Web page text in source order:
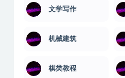
文学写作
机械建筑
棋类教程